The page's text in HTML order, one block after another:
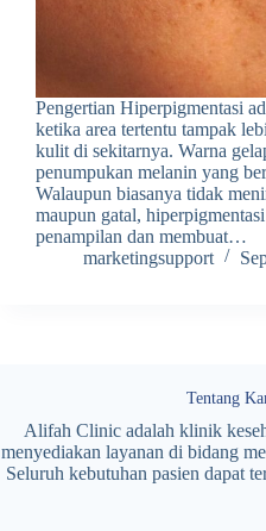
Pengertian Hiperpigmentasi
ketika area tertentu tampak
kulit di sekitarnya. Warna
penumpukan melanin yang
Walaupun biasanya tidak
maupun gatal,
penampilan dan membuat…
marketingsupport
Tentang
Alifah Clinic adalah klinik
menyediakan layanan di bidang
Seluruh kebutuhan pasien dapat